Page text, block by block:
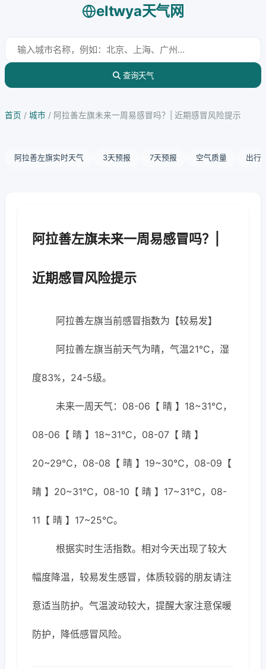
eltwya天气网
查询天气
首页 / 城市 / 阿拉善左旗未来一周易感冒吗？| 近期感冒风险提示
阿拉善左旗实时天气 3天预报 7天预报 空气质量 出行
阿拉善左旗未来一周易感冒吗？|
近期感冒风险提示
阿拉善左旗当前感冒指数为【较易发】
阿拉善左旗当前天气为晴，气温21℃，湿
度83%，24-5级。
未来一周天气：08-06【 晴 】18~31℃，
08-06【 晴 】18~31℃，08-07【 晴 】
20~29℃，08-08【 晴 】19~30℃，08-09【
晴 】20~31℃，08-10【 晴 】17~31℃，08-
11【 晴 】17~25℃。
根据实时生活指数。相对今天出现了较大
幅度降温，较易发生感冒，体质较弱的朋友请注
意适当防护。气温波动较大，提醒大家注意保暖
防护，降低感冒风险。